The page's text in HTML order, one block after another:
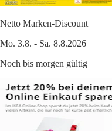
Netto Marken-Discount
Mo. 3.8. - Sa. 8.8.2026
Noch bis morgen gültig